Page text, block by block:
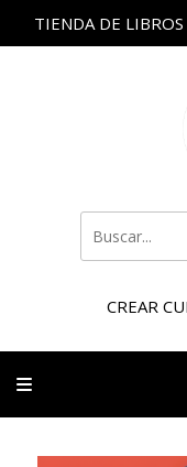
TIENDA DE
CREAR